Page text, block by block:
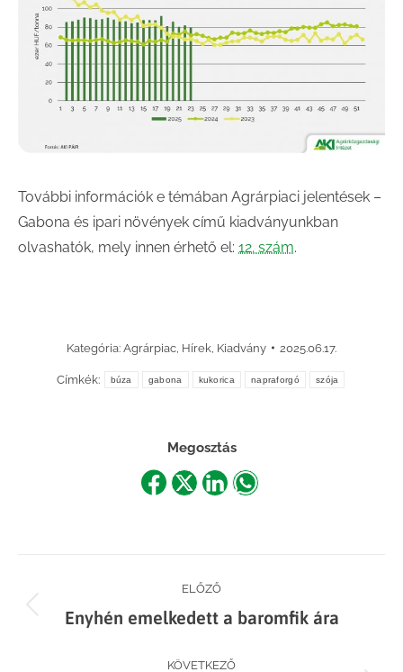
További információk e témában Agrárpiaci jelentések –
Gabona és ipari növények című kiadványunkban
olvashatók, mely innen érhető el: 12. szám.
Kategória: Agrárpiac Hírek Kiadvány 2025.06.17.
Címkék: búza gabona kukorica napraforgó szója
Megosztás
ShareShareShareShare
navigation
ELŐZŐ
Previous
Enyhén emelkedett a baromfik ára
KÖVETKEZŐ